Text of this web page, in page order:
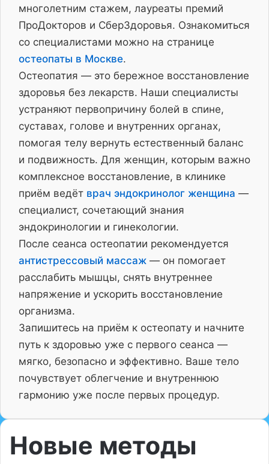
многолетним стажем, лауреаты премий
ПроДокторов и СберЗдоровья. Ознакомиться
со специалистами можно на странице
остеопаты в Москве.
Остеопатия — это бережное восстановление
здоровья без лекарств. Наши специалисты
устраняют первопричину болей в спине,
суставах, голове и внутренних органах,
помогая телу вернуть естественный баланс
и подвижность. Для женщин, которым важно
комплексное восстановление, в клинике
приём ведёт врач эндокринолог женщина —
специалист, сочетающий знания
эндокринологии и гинекологии.
После сеанса остеопатии рекомендуется
антистрессовый массаж — он помогает
расслабить мышцы, снять внутреннее
напряжение и ускорить восстановление
организма.
Запишитесь на приём к остеопату и начните
путь к здоровью уже с первого сеанса —
мягко, безопасно и эффективно. Ваше тело
почувствует облегчение и внутреннюю
гармонию уже после первых процедур.
Новые методы